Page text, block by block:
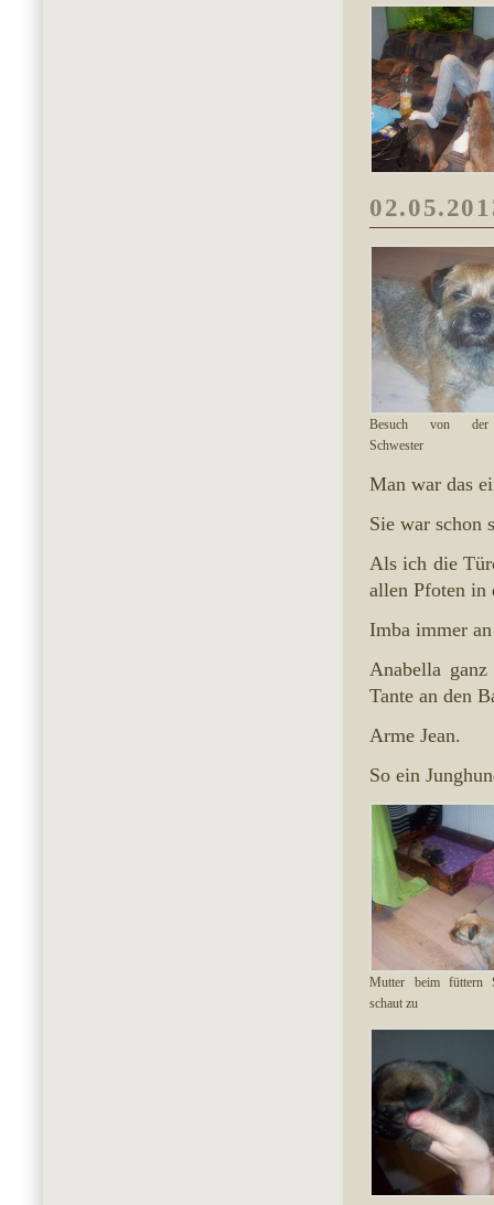
Besuch von der
Schwester
Man war das
Sie war schon
Als ich die
allen Pfoten in
Imba immer
Anabella
Tante an den
Arme Jean.
So ein
Mutter beim füttern
schaut zu